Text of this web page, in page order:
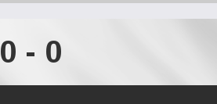
0 - 0